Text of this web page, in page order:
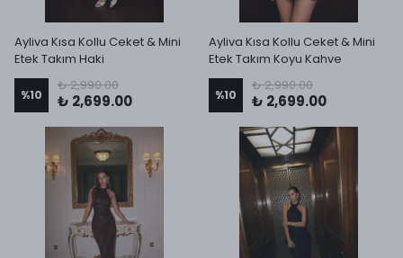
Ayliva Kısa Kollu Ceket & Mini
Etek Takım Haki
%10
₺ 2,990.00
₺ 2,699.00
Ayliva Kısa Kollu Ceket & Mini
Etek Takım Koyu Kahve
%10
₺ 2,990.00
₺ 2,699.00